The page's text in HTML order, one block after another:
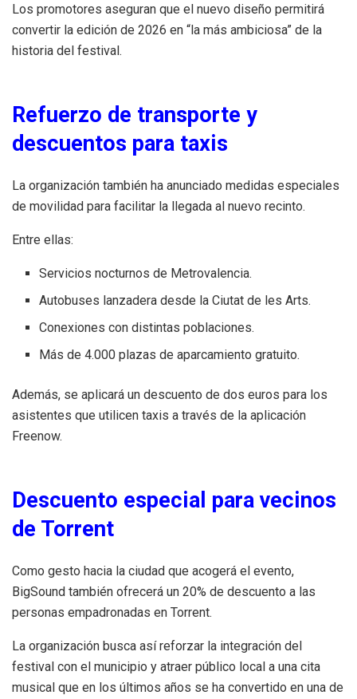
Los promotores aseguran que el nuevo diseño permitirá
convertir la edición de 2026 en “la más ambiciosa” de la
historia del festival.
Refuerzo de transporte y
descuentos para taxis
La organización también ha anunciado medidas especiales
de movilidad para facilitar la llegada al nuevo recinto.
Entre ellas:
Servicios nocturnos de Metrovalencia.
Autobuses lanzadera desde la Ciutat de les Arts.
Conexiones con distintas poblaciones.
Más de 4.000 plazas de aparcamiento gratuito.
Además, se aplicará un descuento de dos euros para los
asistentes que utilicen taxis a través de la aplicación
Freenow.
Descuento especial para vecinos
de Torrent
Como gesto hacia la ciudad que acogerá el evento,
BigSound también ofrecerá un 20% de descuento a las
personas empadronadas en Torrent.
La organización busca así reforzar la integración del
festival con el municipio y atraer público local a una cita
musical que en los últimos años se ha convertido en una de